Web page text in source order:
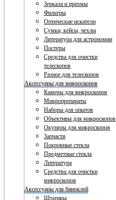
Зеркала и призмы
Фильтры
Оптические искатели
Сумки, кейсы, чехлы
Литература для астрономии
Постеры
Средства для очистки
телескопов
Разное для телескопов
Аксессуары для микроскопов
Камеры для микроскопов
Микропрепараты
Наборы для опытов
Объективы для микроскопов
Окуляры для микроскопов
Запчасти
Покровные стекла
Предметные стекла
Литература
Средства для очистки
микроскопов
Аксессуары для биноклей
Штативы